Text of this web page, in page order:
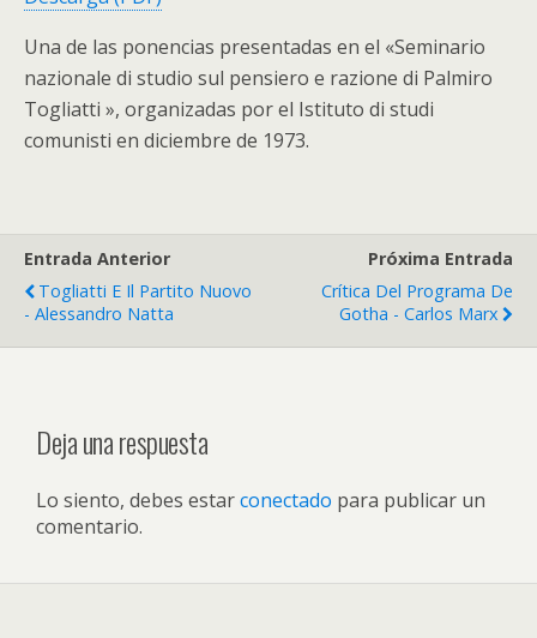
Una de las ponencias presentadas en el «Seminario
nazionale di studio sul pensiero e razione di Palmiro
Togliatti », organizadas por el Istituto di studi
comunisti en diciembre de 1973.
Entrada Anterior
Togliatti E Il Partito Nuovo
- Alessandro Natta
Próxima Entrada
Crítica Del Programa De
Gotha - Carlos Marx
Deja una respuesta
Lo siento, debes estarconectado para publicar un
comentario.